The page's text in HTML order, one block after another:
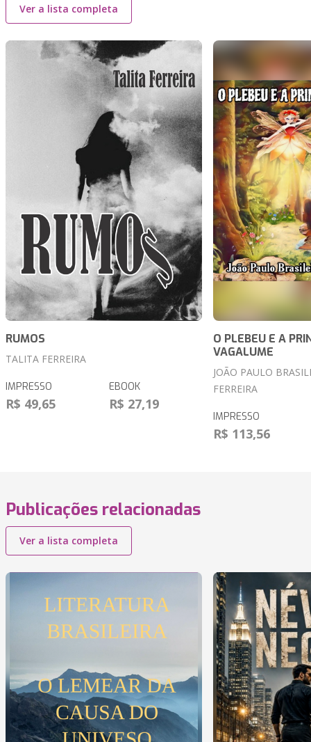
Ver a lista completa
RUMOS
TALITA FERREIRA
IMPRESSO
R$ 49,65
EBOOK
R$ 27,19
O PLEBEU E A
VAGALUME
JOÃO PAULO
FERREIRA
IMPRESSO
R$ 113,56
Publicações relacionadas
Ver a lista completa